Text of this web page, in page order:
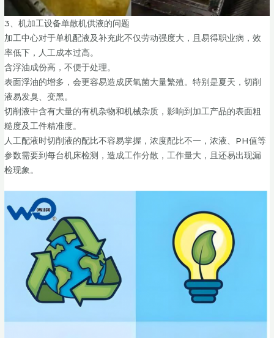
3、机加工设备单散机供液的问题
加工中心对于单机配液及补充此不仅劳动强度大，且易得职业病，效
率低下，人工成本过高。
含浮油成份高，不便于处理。
表面浮油的增多，会更容易造成厌氧菌大量繁殖。特别是夏天，切削
液易发臭、变黑。
切削液中含有大量的有机杂物和机械杂质，影响到加工产品的表面粗
糙度及工件精准度。
人工配液时切削液的配比不容易掌握，浓度配比不一，浓液、PH值等
参数需要到每台机床检测，造成工作分散，工作量大，且还易出现漏
检现象。